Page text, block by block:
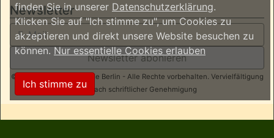
Newsletter
Newsletter abonieren
© 2026 ReggaeInBerlin.de Berlin - Alle Rechte vorbehalten. Vervielfältigung
nur nach schriftlicher Genehmigung
finden Sie in unserer Datenschutzerklärung.
Klicken Sie auf "Ich stimme zu", um Cookies zu
akzeptieren und direkt unsere Website besuchen zu
können.Nur essentielle Cookies erlauben
Ich stimme zu